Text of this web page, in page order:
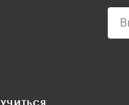
УЧИТЬСЯ